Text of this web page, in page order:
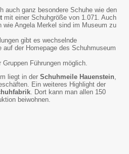
auch ganz besondere Schuhe wie den
mit einer Schuhgröße von 1.071. Auch
wie Angela Merkel sind im Museum zu
gibt es wechselnde
auf der Homepage des Schuhmuseum
Führungen möglich.
liegt in der Schuhmeile Hauenstein,
Ein weiteres Highlight der
. Dort kann man allen 150
beiwohnen.